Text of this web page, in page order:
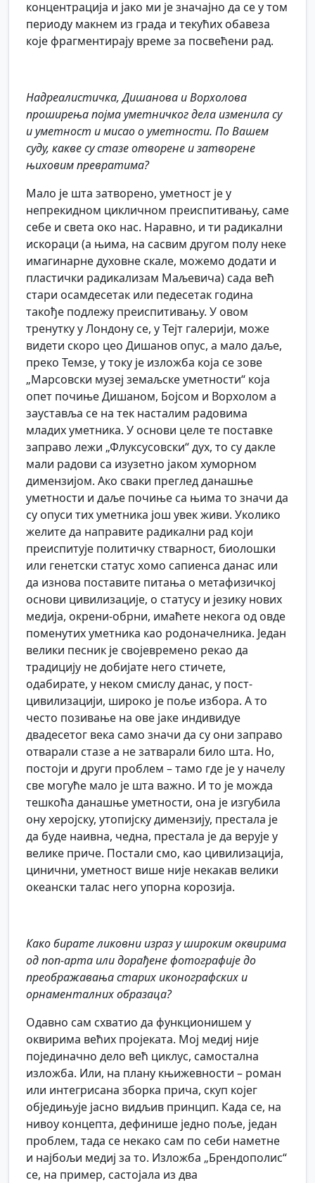
концентрација и јако ми је значајно да се у том
периоду макнем из града и текућих обавеза
које фрагментирају време за посвећени рад.
Надреалистичка, Дишанова и Ворхолова
проширења појма уметничког дела изменила су
и уметност и мисао о уметности. По Вашем
суду, какве су стазе отворене и затворене
њиховим превратима?
Мало је шта затворено, уметност је у
непрекидном цикличном преиспитивању, саме
себе и света око нас. Наравно, и ти радикални
искораци (а њима, на сасвим другом полу неке
имагинарне духовне скале, можемо додати и
пластички радикализам Маљевича) сада већ
стари осамдесетак или педесетак година
такође подлежу преиспитивању. У овом
тренутку у Лондону се, у Тејт галерији, може
видети скоро цео Дишанов опус, а мало даље,
преко Темзе, у току је изложба која се зове
„Марсовски музеј земаљске уметности“ која
опет почиње Дишаном, Бојсом и Ворхолом а
зауставља се на тек насталим радовима
младих уметника. У основи целе те поставке
заправо лежи „Флуксусовски“ дух, то су дакле
мали радови са изузетно јаком хуморном
димензијом. Ако сваки преглед данашње
уметности и даље почиње са њима то значи да
су опуси тих уметника још увек живи. Уколико
желите да направите радикални рад који
преиспитује политичку стварност, биолошки
или генетски статус хомо сапиенса данас или
да изнова поставите питања о метафизичкој
основи цивилизације, о статусу и језику нових
медија, окрени-обрни, имаћете некога од овде
поменутих уметника као родоначелника. Један
велики песник је својевремено рекао да
традицију не добијате него стичете,
одабирате, у неком смислу данас, у пост-
цивилизацији, широко је поље избора. А то
често позивање на ове јаке индивидуе
двадесетог века само значи да су они заправо
отварали стазе а не затварали било шта. Но,
постоји и други проблем – тамо где је у начелу
све могуће мало је шта важно. И то је можда
тешкоћа данашње уметности, она је изгубила
ону херојску, утопијску димензију, престала је
да буде наивна, чедна, престала је да верује у
велике приче. Постали смо, као цивилизација,
цинични, уметност више није некакав велики
океански талас него упорна корозија.
Како бирате ликовни израз у широким оквирима
од поп-арта или дорађене фотографије до
преображавања старих иконографских и
орнаменталних образаца?
Одавно сам схватио да функционишем у
оквирима већих пројеката. Мој медиј није
појединачно дело већ циклус, самостална
изложба. Или, на плану књижевности – роман
или интегрисана зборка прича, скуп којег
обједињује јасно видљив принцип. Када се, на
нивоу концепта, дефинише једно поље, један
проблем, тада се некако сам по себи наметне
и најбољи медиј за то. Изложба „Брендополис“
се, на пример, састојала из два